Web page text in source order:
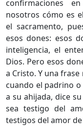
confirmaciones
nosotros cómo es
el sacramento,
esos dones: esos
inteligencia, el
Dios. Pero esos
a Cristo. Y una
cuando el padrino
a su ahijada, dice
sea testigo del
testigos del amor